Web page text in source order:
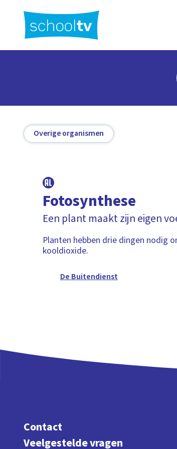
hoofdinhoud
Overige organismen
Fotosynthese
Een plant maakt zijn eigen
Planten hebben drie dingen nodig
kooldioxide.
De Buitendienst
Contact
Veelgestelde vragen